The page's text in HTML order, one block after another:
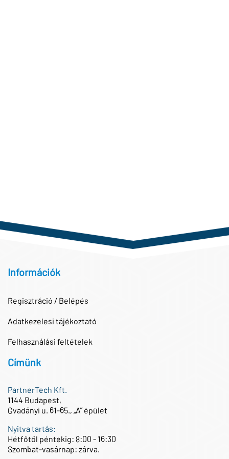
Információk
Regisztráció / Belépés
Adatkezelesi tájékoztató
Felhasználási feltételek
Címünk
PartnerTech Kft.
1144 Budapest,
Gvadányi u. 61-65., „A” épület
Nyitva tartás:
Hétfőtől péntekig: 8:00 - 16:30
Szombat-vasárnap: zárva.